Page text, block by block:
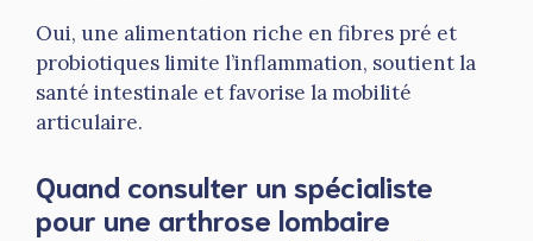
Oui, une alimentation riche en fibres pré et
probiotiques limite l’inflammation, soutient la
santé intestinale et favorise la mobilité
articulaire.
Quand consulter un spécialiste
pour une arthrose lombaire